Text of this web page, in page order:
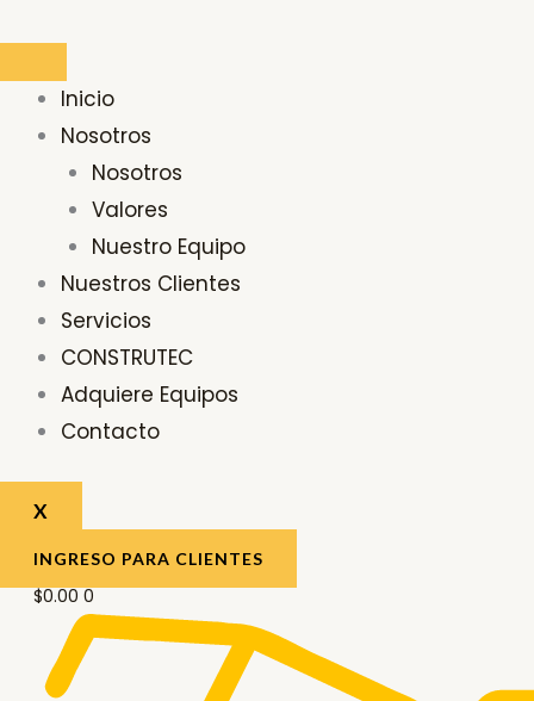
contenido
Inicio
Nosotros
Nosotros
Valores
Nuestro Equipo
Nuestros Clientes
Servicios
CONSTRUTEC
Adquiere Equipos
Contacto
X
INGRESO PARA CLIENTES
$0.00 0